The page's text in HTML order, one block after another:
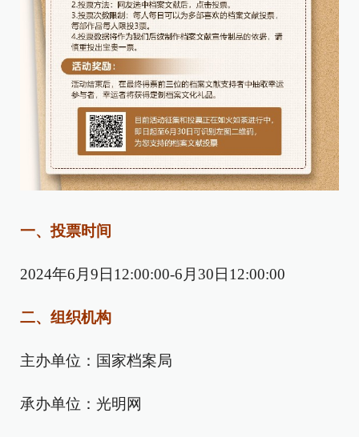
一、投票时间
2024年6月9日12:00:00-6月30日12:00:00
二、组织机构
主办单位：国家档案局
承办单位：光明网